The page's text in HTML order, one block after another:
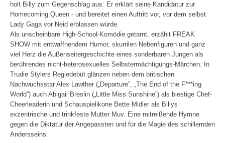
holt Billy zum Gegenschlag aus: Er erklärt seine Kandidatur zur
Homecoming Queen - und bereitet einen Auftritt vor, vor dem selbst
Lady Gaga vor Neid erblassen würde.
Als unscheinbare High-School-Komödie getarnt, erzählt FREAK
SHOW mit entwaffnendem Humor, skurrilen Nebenfiguren und ganz
viel Herz die Außenseitergeschichte eines sonderbaren Jungen als
berührendes nicht-heterosexuelles Selbstermächtigungs-Märchen. In
Trudie Stylers Regiedebüt glänzen neben dem britischen
Nachwuchsstar Alex Lawther („Departure”, „The End of the F***ing
World”) auch Abigail Breslin („Little Miss Sunshine”) als biestige Chef-
Cheerleaderin und Schauspielikone Bette Midler als Billys
exzentrische und trinkfeste Mutter Muv. Eine mitreißende Hymne
gegen die Diktatur der Angepassten und für die Magie des schillernden
Andersseins.